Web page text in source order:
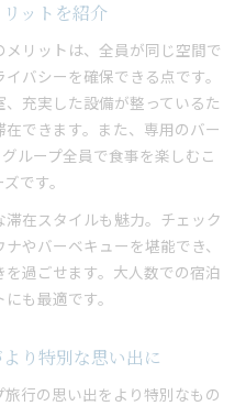
ットを紹介
リットは、全員が同じ空間で
バシーを確保できる点です。
充実した設備が整っているた
できます。また、専用のバー
ループ全員で食事を楽しむこ
です。
在スタイルも魅力。チェック
やバーベキューを堪能でき、
過ごせます。大人数での宿泊
も最適です。
り特別な思い出に
行の思い出をより特別なもの